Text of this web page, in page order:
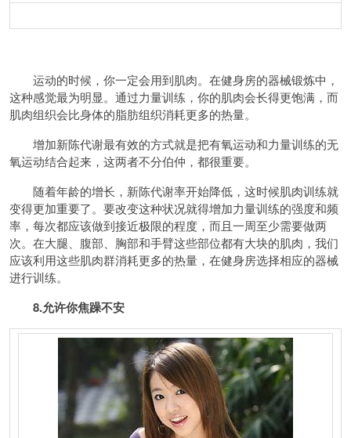
运动的时候，你一定会用到肌肉。在健身房的器械锻炼中，
这种感觉最为明显。通过力量训练，你的肌肉会长得更饱满，而
肌肉组织会比身体的脂肪组织消耗更多的热量。
增加新陈代谢最有效的方式就是把有氧运动和力量训练的无
氧运动结合起来，这两者不分伯仲，都很重要。
随着年龄的增长，新陈代谢率开始降低，这时候肌肉训练就
变得更加重要了。要改变这种状况就得增加力量训练的强度和频
率，每次都应该做到接近极限的程度，而且一周至少需要做两
次。在大腿、腹部、胸部和手臂这些部位都有大块的肌肉，我们
应该利用这些肌肉群消耗更多的热量，在健身房选择相应的器械
进行训练。
8.允许你焦躁不安